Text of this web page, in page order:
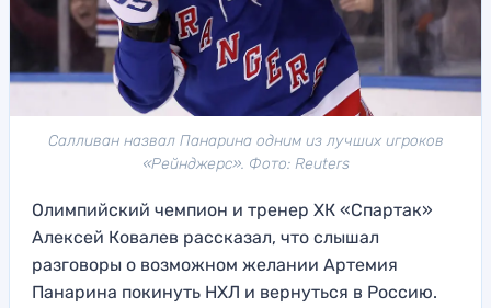
Салливан назвал Панарина одним из лучших игроков
«Рейнджерс». Фото: Reuters
Олимпийский чемпион и тренер ХК «Спартак»
Алексей Ковалев рассказал, что слышал
разговоры о возможном желании Артемия
Панарина покинуть НХЛ и вернуться в Россию.